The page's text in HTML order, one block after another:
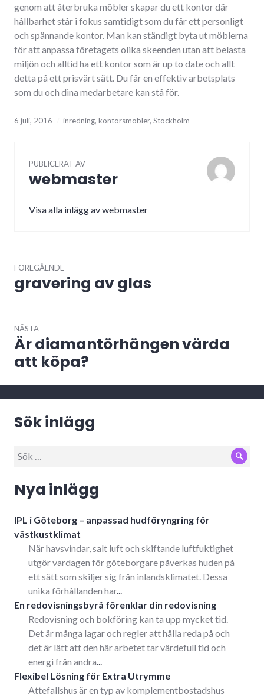
genom att återbruka möbler skapar du ett kontor där
hållbarhet står i fokus samtidigt som du får ett personligt
och spännande kontor. Man kan ständigt byta ut möblerna
för att anpassa företagets olika skeenden utan att belasta
miljön och alltid ha ett kontor som är up to date och allt
detta på ett prisvärt sätt. Du får en effektiv arbetsplats
som du och dina medarbetare kan stå för.
6 juli, 2016 inredning, kontorsmöbler, Stockholm
PUBLICERAT AV
webmaster
Visa alla inlägg av webmaster
FÖREGÅENDE
Föregående
inlägg:
gravering av glas
NÄSTA
Nästa
inlägg:
Är diamantörhängen värda
att köpa?
Sök inlägg
Sök
Sök
Nya inlägg
IPL i Göteborg – anpassad hudföryngring för
västkustklimat
När havsvindar, salt luft och skiftande luftfuktighet
utgör vardagen för göteborgare påverkas huden på
ett sätt som skiljer sig från inlandsklimatet. Dessa
unika förhållanden har...
En redovisningsbyrå förenklar din redovisning
Redovisning och bokföring kan ta upp mycket tid.
Det är många lagar och regler att hålla reda på och
det är lätt att den här arbetet tar värdefull tid och
energi från andra
Flexibel Lösning för Extra Utrymme
Attefallshus är en typ av komplementbostadshus